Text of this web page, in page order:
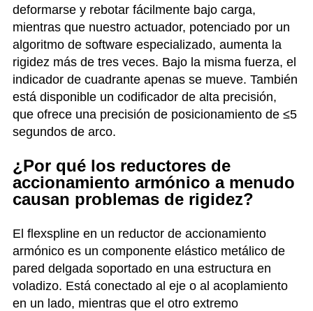
deformarse y rebotar fácilmente bajo carga,
mientras que nuestro actuador, potenciado por un
algoritmo de software especializado, aumenta la
rigidez más de tres veces. Bajo la misma fuerza, el
indicador de cuadrante apenas se mueve. También
está disponible un codificador de alta precisión,
que ofrece una precisión de posicionamiento de ≤5
segundos de arco.
¿Por qué los reductores de
accionamiento armónico a menudo
causan problemas de rigidez?
El flexspline en un reductor de accionamiento
armónico es un componente elástico metálico de
pared delgada soportado en una estructura en
voladizo. Está conectado al eje o al acoplamiento
en un lado, mientras que el otro extremo